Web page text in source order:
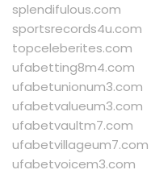
splendifulous.com
sportsrecords4u.com
topceleberites.com
ufabetting8m4.com
ufabetunionum3.com
ufabetvalueum3.com
ufabetvaultm7.com
ufabetvillageum7.com
ufabetvoicem3.com